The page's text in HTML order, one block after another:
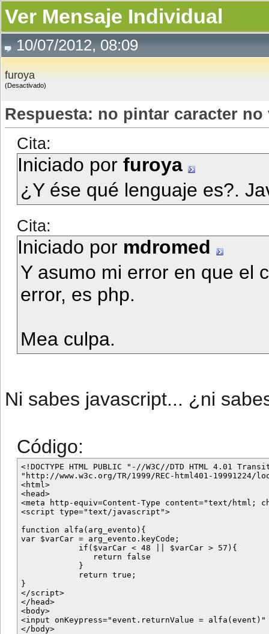
Ver Mensaje Individual
10/07/2012, 08:09
furoya
(Desactivado)
Respuesta: no pintar caracter
Cita:
Iniciado por furoya
¿Y ése qué lenguaje es?.
Cita:
Iniciado por mdromed
Y asumo mi error en que el
error, es php.
Mea culpa.
Ni sabes javascript... ¿ni
Código:
<!DOCTYPE HTML PUBLIC "-//W3C//DTD HTML 4.01
"http://www.w3c.org/TR/1999/REC-html401-19991224/
<html>
<head>
<meta http-equiv=Content-Type content="text/html;
<script type="text/javascript">
function alfa(arg_evento){
var $varCar = arg_evento.keyCode;
            if($varCar < 48 || $varCar > 57){
               return false
            }
            return true;
}
</script>
</head>
<body>
<input onKeypress="event.returnValue = alfa(event)"
</body>